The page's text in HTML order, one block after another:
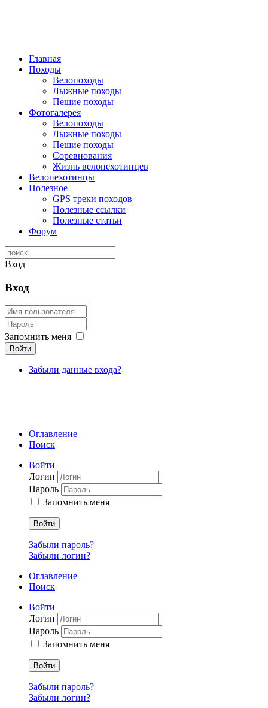
Главная
Походы
Велопоходы
Лыжные походы
Пешие походы
Фотогалерея
Велопоходы
Лыжные походы
Пешие походы
Соревнования
Жизнь велопехотинцев
Велопехотинцы
Полезное
GPS треки походов
Полезные ссылки
Полезные статьи
Форум
Вход
Вход
Запомнить меня
Войти
Забыли данные входа?
Оглавление
Поиск
Войти
Логин
Пароль
Запомнить меня
Войти
Забыли пароль?
Забыли логин?
Оглавление
Поиск
Войти
Логин
Пароль
Запомнить меня
Войти
Забыли пароль?
Забыли логин?